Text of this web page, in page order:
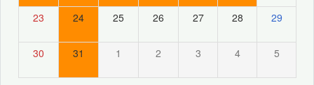
23 24 25 26 27 28 29
30 31 1 2 3 4 5